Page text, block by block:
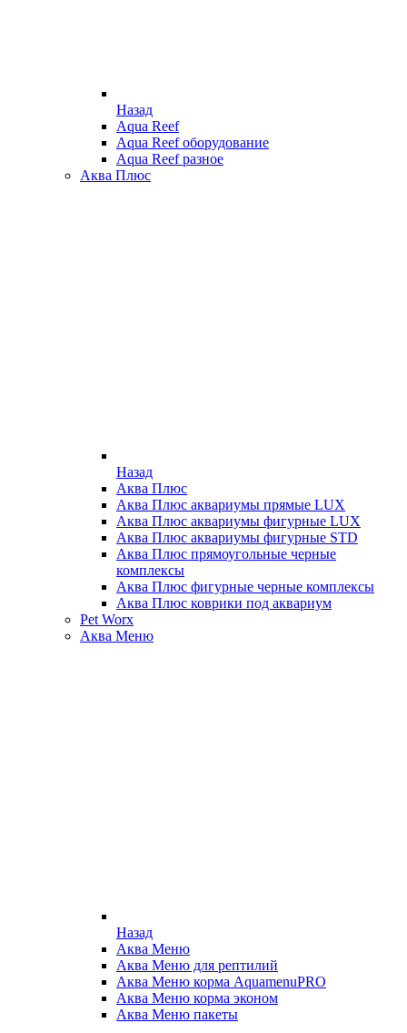
Назад
Aqua Reef
Aqua Reef оборудование
Aqua Reef разное
Аква Плюс
Назад
Аква Плюс
Аква Плюс аквариумы прямые LUX
Аква Плюс аквариумы фигурные LUX
Аква Плюс аквариумы фигурные STD
Аква Плюс прямоугольные черные
комплексы
Аква Плюс фигурные черные комплексы
Аква Плюс коврики под аквариум
Pet Worx
Аква Меню
Назад
Аква Меню
Аква Меню для рептилий
Аква Меню корма AquamenuPRO
Аква Меню корма эконом
Аква Меню пакеты